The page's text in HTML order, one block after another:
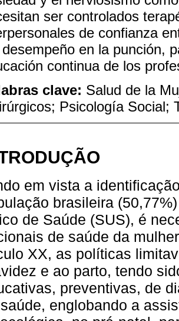
ser controlados
de confianza
en la punción,
continua de los
clave: Salud de la
Psicología Social;
em vista a
brasileira
de Saúde (SUS), é
de saúde da
XX, as políticas
e ao parto, tendo
preventivas, de
englobando a